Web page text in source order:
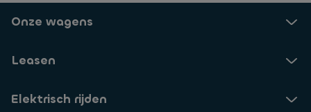
Onze wagens
Leasen
Elektrisch rijden